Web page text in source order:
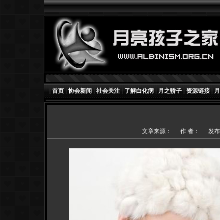
首页| 协会新闻 社会关注 了解白化病 月之骄子 资源链接|
文章来源： 作 者： 发